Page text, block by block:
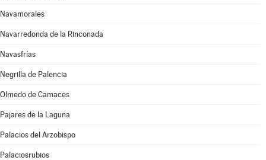
Navamorales
Navarredonda de la Rinconada
Navasfrías
Negrilla de Palencia
Olmedo de Camaces
Pajares de la Laguna
Palacios del Arzobispo
Palaciosrubios